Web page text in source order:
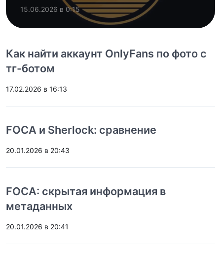
15.06.2026 в 0:15
Как найти аккаунт OnlyFans по фото с
тг-ботом
17.02.2026 в 16:13
FOCA и Sherlock: сравнение
20.01.2026 в 20:43
FOCA: скрытая информация в
метаданных
20.01.2026 в 20:41